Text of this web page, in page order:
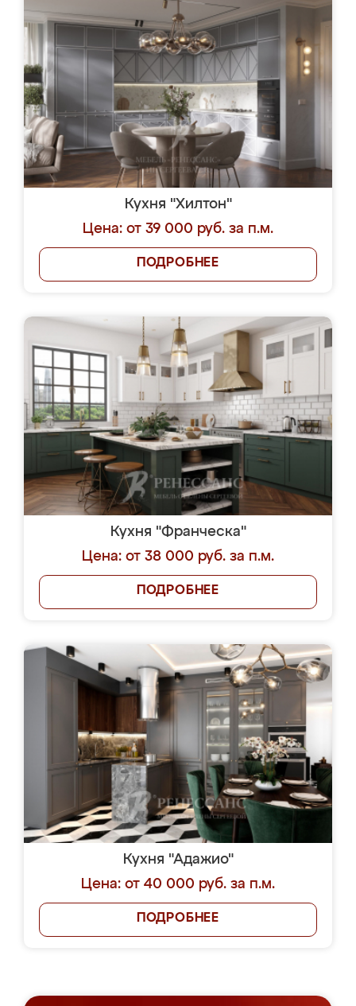
Кухня "Хилтон"
Цена: от 39 000 руб. за п.м.
ПОДРОБНЕЕ
Кухня "Франческа"
Цена: от 38 000 руб. за п.м.
ПОДРОБНЕЕ
Кухня "Адажио"
Цена: от 40 000 руб. за п.м.
ПОДРОБНЕЕ